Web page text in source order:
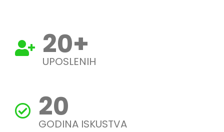
20+
UPOSLENIH
20
GODINA ISKUSTVA